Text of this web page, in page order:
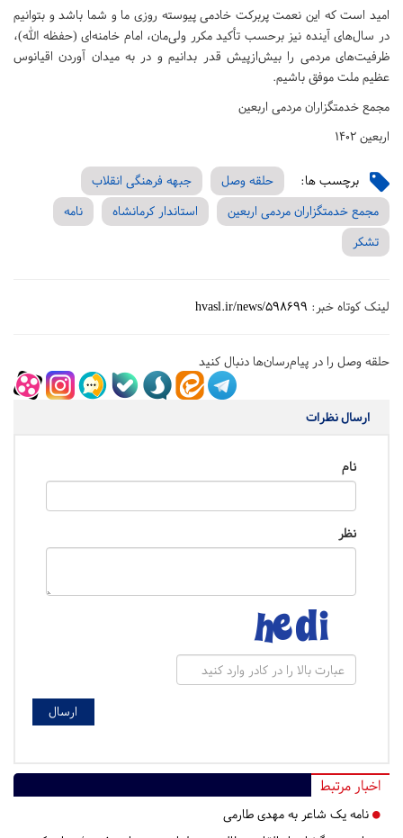
امید است که این نعمت پربرکت خادمی پیوسته روزی ما و شما باشد و بتوانیم
در سال‌های آینده نیز برحسب تأکید مکرر ولی‌مان، امام خامنه‌ای (حفظه الله)،
ظرفیت‌های مردمی را بیش‌ازپیش قدر بدانیم و در به میدان آوردن اقیانوس
عظیم ملت موفق باشیم.
مجمع خدمتگزاران مردمی اربعین
اربعین ۱۴۰۲
برچسب ها: حلقه وصل
جبهه فرهنگی انقلاب
مجمع خدمتگزاران مردمی اربعین
استاندار کرمانشاه
نامه
تشکر
لینک کوتاه خبر: hvasl.ir/news/598699
حلقه وصل را در پیام‌رسان‌ها دنبال کنید
ارسال نظرات
نام
نظر
اخبار مرتبط
نامه یک شاعر به مهدی طارمی